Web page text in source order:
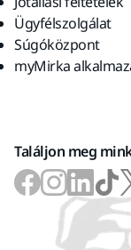
Ügyfélszolgálat
Súgóközpont
myMirka
Találjon meg